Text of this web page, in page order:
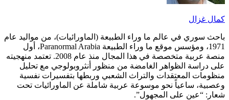
في عالم ما وراء الطبيعة (الماورائيات)، من مواليد عام
1971، ومؤسس موقع ما وراء الطبيعة Paranormal Arabia، أول
منصة عربية متخصصة في هذا المجال منذ عام 2008. تعتمد منهجيته
الظواهر الغامضة من منظور أنثروبولوجي مع تحليل
المعتقدات والتراث الشعبي وربطها بتفسيرات نفسية
ساعياً نحو موسوعة عربية شاملة عن الماورائيات تحت
على المجهول”.